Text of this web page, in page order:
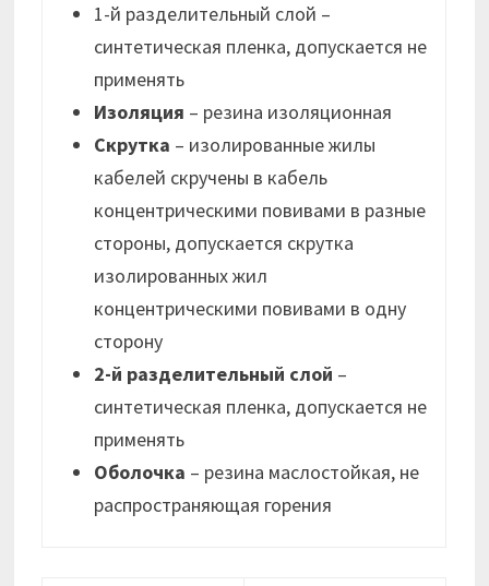
1-й разделительный слой –
синтетическая пленка, допускается не
применять
Изоляция – резина изоляционная
Скрутка – изолированные жилы
кабелей скручены в кабель
концентрическими повивами в разные
стороны, допускается скрутка
изолированных жил
концентрическими повивами в одну
сторону
2-й разделительный слой –
синтетическая пленка, допускается не
применять
Оболочка – резина маслостойкая, не
распространяющая горения